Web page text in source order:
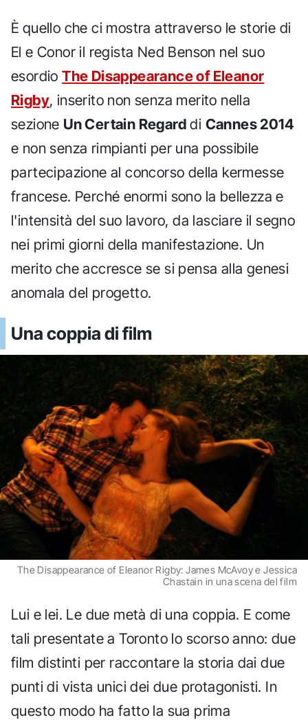
È quello che ci mostra attraverso le storie di
El e Conor il regista Ned Benson nel suo
esordioThe Disappearance of Eleanor
Rigby, inserito non senza merito nella
sezione Un Certain Regard di Cannes 2014
e non senza rimpianti per una possibile
partecipazione al concorso della kermesse
francese. Perché enormi sono la bellezza e
l'intensità del suo lavoro, da lasciare il segno
nei primi giorni della manifestazione. Un
merito che accresce se si pensa alla genesi
anomala del progetto.
Una coppia di film
The Disappearance of Eleanor Rigby: James McAvoy e Jessica
Chastain in una scena del film
Lui e lei. Le due metà di una coppia. E come
tali presentate a Toronto lo scorso anno: due
film distinti per raccontare la storia dai due
punti di vista unici dei due protagonisti. In
questo modo ha fatto la sua prima